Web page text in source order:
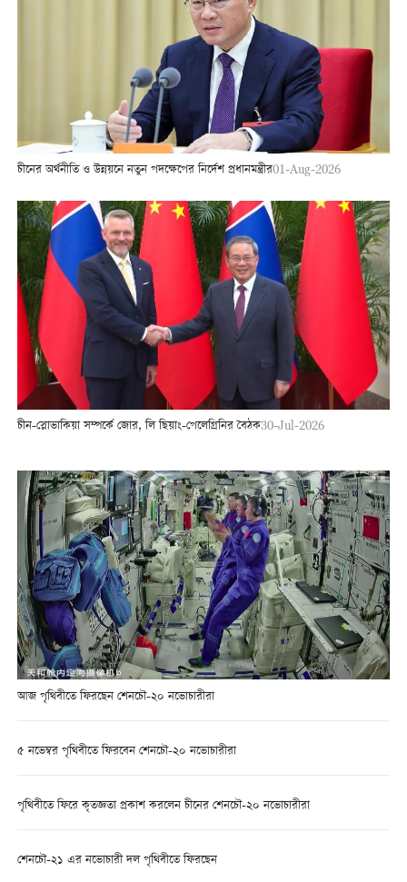
চীনের অর্থনীতি ও উন্নয়নে নতুন পদক্ষেপের নির্দেশ প্রধানমন্ত্রীর01-Aug-2026
চীন-স্লোভাকিয়া সম্পর্কে জোর, লি ছিয়াং-পেলেগ্রিনির বৈঠক30-Jul-2026
আজ পৃথিবীতে ফিরছেন শেনচৌ-২০ নভোচারীরা
৫ নভেম্বর পৃথিবীতে ফিরবেন শেনচৌ-২০ নভোচারীরা
পৃথিবীতে ফিরে কৃতজ্ঞতা প্রকাশ করলেন চীনের শেনচৌ-২০ নভোচারীরা
শেনচৌ-২১ এর নভোচারী দল পৃথিবীতে ফিরছেন